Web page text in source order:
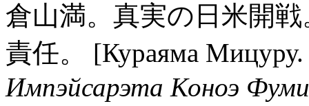
倉山満。真実の日米開
責任。 [Кураяма
Импэйсарэта Коноэ